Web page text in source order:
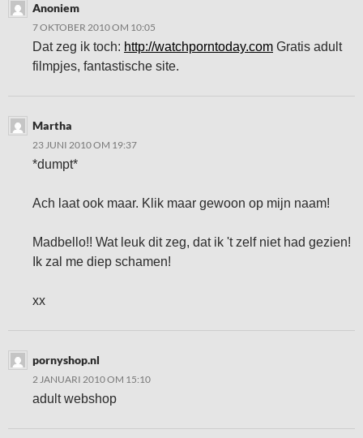
Anoniem
7 OKTOBER 2010 OM 10:05
Dat zeg ik toch: http://watchporntoday.com Gratis adult
filmpjes, fantastische site.
Martha
23 JUNI 2010 OM 19:37
*dumpt*
Ach laat ook maar. Klik maar gewoon op mijn naam!
Madbello!! Wat leuk dit zeg, dat ik 't zelf niet had gezien!
Ik zal me diep schamen!
xx
pornyshop.nl
2 JANUARI 2010 OM 15:10
adult webshop